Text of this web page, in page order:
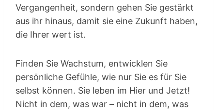
Vergangenheit, sondern gehen Sie gestärkt
aus ihr hinaus, damit sie eine Zukunft haben,
die Ihrer wert ist.
Finden Sie Wachstum, entwicklen Sie
persönliche Gefühle, wie nur Sie es für Sie
selbst können. Sie leben im Hier und Jetzt!
Nicht in dem, was war – nicht in dem, was